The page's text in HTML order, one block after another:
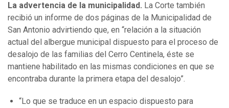
La advertencia de la municipalidad. La Corte también
recibió un informe de dos páginas de la Municipalidad de
San Antonio advirtiendo que, en “relación a la situación
actual del albergue municipal dispuesto para el proceso de
desalojo de las familias del Cerro Centinela, éste se
mantiene habilitado en las mismas condiciones en que se
encontraba durante la primera etapa del desalojo”.
“Lo que se traduce en un espacio dispuesto para